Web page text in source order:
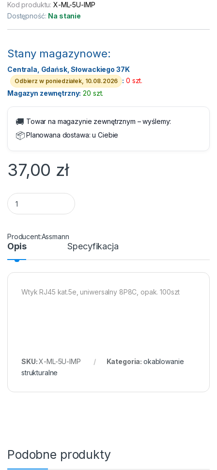
Kod produktu:X-ML-5U-IMP
Dostępność: Na stanie
Stany magazynowe:
Centrala, Gdańsk, Słowackiego 37K
Odbierz w poniedziałek, 10.08.2026 : 0 szt.
Magazyn zewnętrzny: 20 szt.
🚚 Towar na magazynie zewnętrznym – wyślemy:
📦Planowana dostawa:u Ciebie
37,00 zł
Wtyk RJ45 zaciskany kat.5e UTP 100 szt. Assmann quantity
Assmann
Opis Specyfikacja
Wtyk RJ45 kat.5e, uniwersalny 8P8C, opak. 100szt
SKU:X-ML-5U-IMP Kategoria: okablowanie
strukturalne
Podobne produkty